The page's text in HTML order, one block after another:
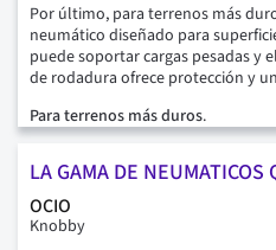
Por último, para terrenos más
neumático diseñado para
puede soportar cargas pesadas y
de rodadura ofrece protección y
Para terrenos más duros.
LA GAMA DE NEUMATICOS
OCIO
Knobby